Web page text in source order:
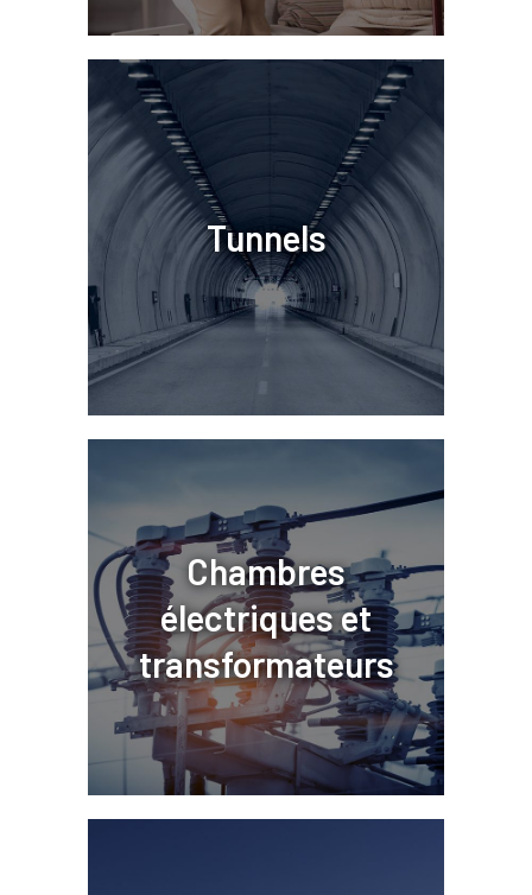
Tunnels
Chambres
électriques et
transformateurs